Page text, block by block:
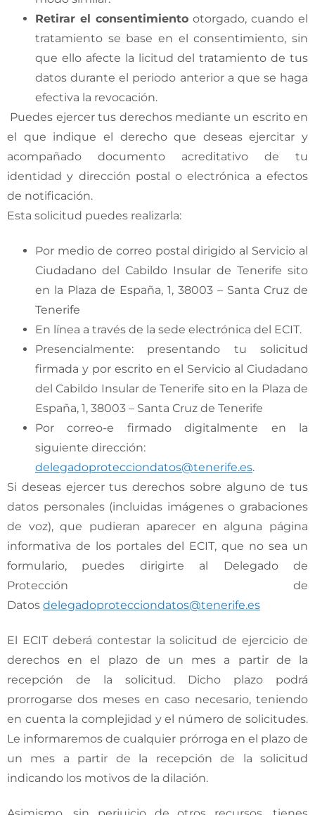
Retirar el consentimiento otorgado, cuando el
tratamiento se base en el consentimiento, sin
que ello afecte la licitud del tratamiento de tus
datos durante el periodo anterior a que se haga
efectiva la revocación.
Puedes ejercer tus derechos mediante un escrito en
el que indique el derecho que deseas ejercitar y
acompañado documento acreditativo de tu
identidad y dirección postal o electrónica a efectos
de notificación.
Esta solicitud puedes realizarla:
Por medio de correo postal dirigido al Servicio al
Ciudadano del Cabildo Insular de Tenerife sito
en la Plaza de España, 1, 38003 – Santa Cruz de
Tenerife
En línea a través de la sede electrónica del ECIT.
Presencialmente: presentando tu solicitud
firmada y por escrito en el Servicio al Ciudadano
del Cabildo Insular de Tenerife sito en la Plaza de
España, 1, 38003 – Santa Cruz de Tenerife
Por correo-e firmado digitalmente en la
siguiente dirección:
delegadoprotecciondatos@tenerife.es.
Si deseas ejercer tus derechos sobre alguno de tus
datos personales (incluidas imágenes o grabaciones
de voz), que pudieran aparecer en alguna página
informativa de los portales del ECIT, que no sea un
formulario, puedes dirigirte al Delegado de
Protección de
Datos delegadoprotecciondatos@tenerife.es
El ECIT deberá contestar la solicitud de ejercicio de
derechos en el plazo de un mes a partir de la
recepción de la solicitud. Dicho plazo podrá
prorrogarse dos meses en caso necesario, teniendo
en cuenta la complejidad y el número de solicitudes.
Le informaremos de cualquier prórroga en el plazo de
un mes a partir de la recepción de la solicitud
indicando los motivos de la dilación.